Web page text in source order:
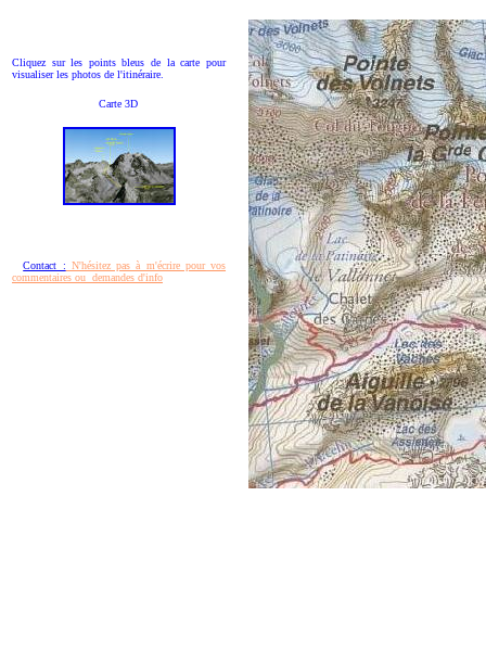
Cliquez sur les points bleus de la carte pour
visualiser les photos de l'itinéraire.
Carte 3D
Contact : N'hésitez pas à m'écrire pour vos
commentaires ou demandes d'info